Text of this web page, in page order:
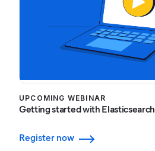
UPCOMING WEBINAR
Getting started with Elasticsearch
Register now